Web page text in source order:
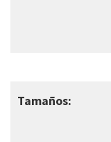
Tamaños: